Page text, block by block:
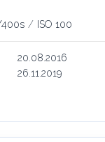
/ ISO 100
20.08.2016
26.11.2019